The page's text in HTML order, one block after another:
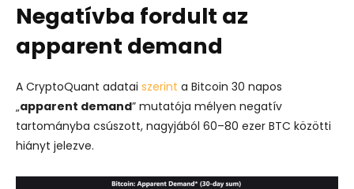
Negatívba fordult az
apparent demand
A CryptoQuant adatai szerint a Bitcoin 30 napos
„apparent demand” mutatója mélyen negatív
tartományba csúszott, nagyjából 60–80 ezer BTC közötti
hiányt jelezve.